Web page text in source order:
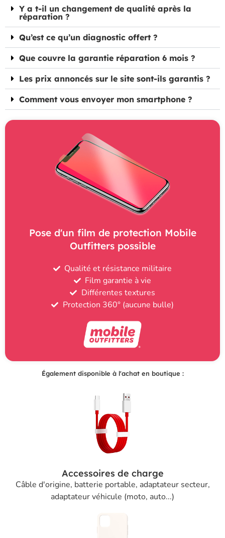
Y a t-il un changement de qualité après la
réparation ?
Qu’est ce qu’un diagnostic offert ?
Que couvre la garantie réparation 6 mois ?
Les prix annoncés sur le site sont-ils garantis ?
Comment vous envoyer mon smartphone ?
Pose d'un film de protection Mobile
Outfitters possible
Qualité et résistance militaire
Film garantie à vie
Différentes textures
Protection 360° (aucune bulle)
Également disponible à l'achat en boutique :
Accessoires de charge
Câble d'origine, batterie portable, adaptateur secteur,
adaptateur véhicule (moto, auto...)